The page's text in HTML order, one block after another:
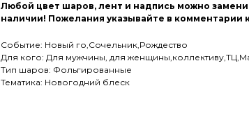
Любой цвет шаров, лент и надпись можно
наличии! Пожелания указывайте в комментарии к
Событие: Новый го,Сочельник,Рождество
Для кого: Для мужчины, для
Тип шаров: Фольгированные
Тематика: Новогодний блеск